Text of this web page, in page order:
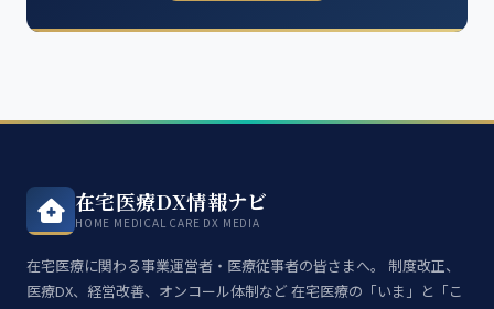
在宅医療DX情報ナビ
HOME MEDICAL CARE DX MEDIA
在宅医療に関わる事業運営者・医療従事者の皆さまへ。 制度改正、
医療DX、経営改善、オンコール体制など 在宅医療の「いま」と「こ